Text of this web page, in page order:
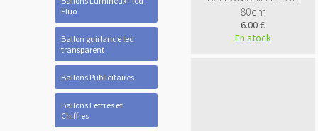
Fluo
Ballon guirlande led
transparent
Ballons Publicitaires
Ballons Lettres et
Chiffres
80cm
6.00 €
En stock